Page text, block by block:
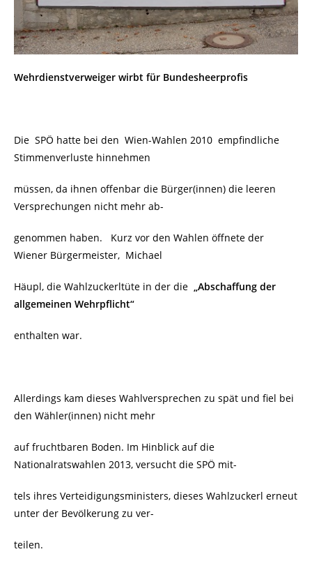
Wehrdienstverweiger wirbt für Bundesheerprofis
Die SPÖ hatte bei den Wien-Wahlen 2010 empfindliche
Stimmenverluste hinnehmen
müssen, da ihnen offenbar die Bürger(innen) die leeren
Versprechungen nicht mehr ab-
genommen haben. Kurz vor den Wahlen öffnete der
Wiener Bürgermeister, Michael
Häupl, die Wahlzuckerltüte in der die „Abschaffung der
allgemeinen Wehrpflicht“
enthalten war.
Allerdings kam dieses Wahlversprechen zu spät und fiel bei
den Wähler(innen) nicht mehr
auf fruchtbaren Boden. Im Hinblick auf die
Nationalratswahlen 2013, versucht die SPÖ mit-
tels ihres Verteidigungsministers, dieses Wahlzuckerl erneut
unter der Bevölkerung zu ver-
teilen.